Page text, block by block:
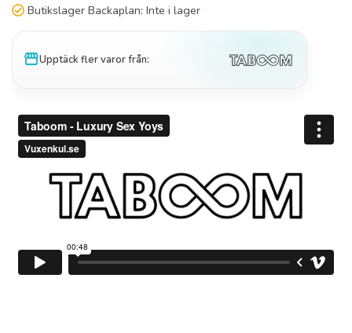
Butikslager Backaplan: Inte i lager
storefrontUpptäck fler varor från: